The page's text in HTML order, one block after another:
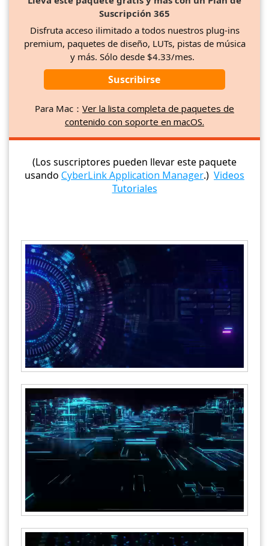
Suscripción 365
Disfruta acceso ilimitado a todos nuestros plug-ins
premium, paquetes de diseño, LUTs, pistas de música
y más. Sólo desde $4.33/mes.
Suscribirse
Para Mac： Ver la lista completa de paquetes de
contenido con soporte en macOS.
(Los suscriptores pueden llevar este paquete
usando CyberLink Application Manager.) Videos
Tutoriales